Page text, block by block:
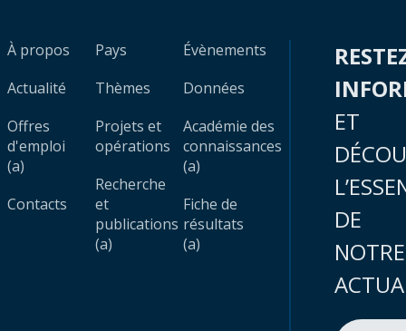
À propos
Actualité
Offres
d'emploi
(a)
Contacts
Pays
Thèmes
Projets et
opérations
Recherche
et
publications
(a)
Évènements
Données
Académie des
connaissances
(a)
Fiche de
résultats
(a)
ET
DE
NOTRE